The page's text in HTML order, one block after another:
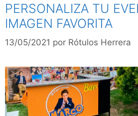
PERSONALIZA TU
IMAGEN FAVORITA
13/05/2021 por Rótulos Herrera